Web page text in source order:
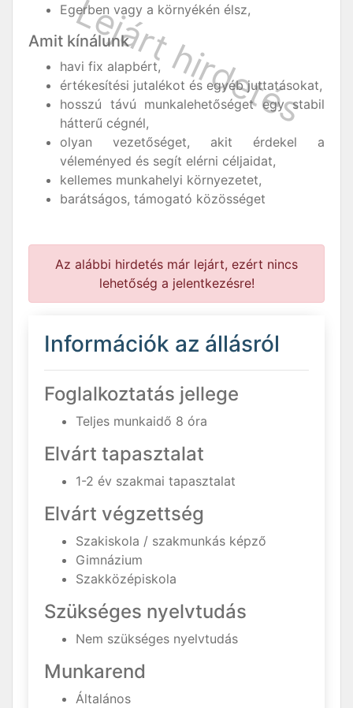
Egerben vagy a környékén élsz,
Amit kínálunk
havi fix alapbért,
értékesítési jutalékot és egyéb juttatásokat,
hosszú távú munkalehetőséget egy stabil
hátterű cégnél,
olyan vezetőséget, akit érdekel a
véleményed és segít elérni céljaidat,
kellemes munkahelyi környezetet,
barátságos, támogató közösséget
Az alábbi hirdetés már lejárt, ezért nincs
lehetőség a jelentkezésre!
Információk az állásról
Foglalkoztatás jellege
Teljes munkaidő 8 óra
Elvárt tapasztalat
1-2 év szakmai tapasztalat
Elvárt végzettség
Szakiskola / szakmunkás képző
Gimnázium
Szakközépiskola
Szükséges nyelvtudás
Nem szükséges nyelvtudás
Munkarend
Általános